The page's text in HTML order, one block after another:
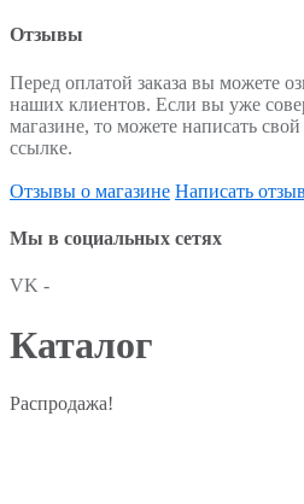
Отзывы
Перед оплатой заказа вы можете
наших клиентов. Если вы уже
магазине, то можете написать
ссылке.
Отзывы о магазине Написать отзыв
Мы в социальных сетях
VK -
Каталог
Распродажа!